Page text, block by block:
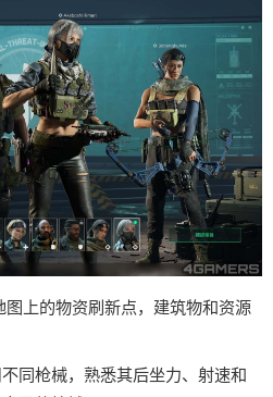
图上的物资刷新点，建筑物和资源
同枪械，熟悉其后坐力、射速和